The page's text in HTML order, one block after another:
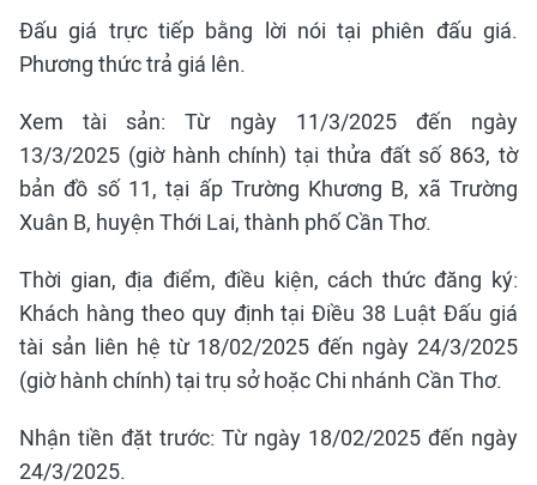
Đấu giá trực tiếp bằng lời nói tại phiên đấu giá.
Phương thức trả giá lên.
Xem tài sản: Từ ngày 11/3/2025 đến ngày
13/3/2025 (giờ hành chính) tại thửa đất số 863, tờ
bản đồ số 11, tại ấp Trường Khương B, xã Trường
Xuân B, huyện Thới Lai, thành phố Cần Thơ.
Thời gian, địa điểm, điều kiện, cách thức đăng ký:
Khách hàng theo quy định tại Điều 38 Luật Đấu giá
tài sản liên hệ từ 18/02/2025 đến ngày 24/3/2025
(giờ hành chính) tại trụ sở hoặc Chi nhánh Cần Thơ.
Nhận tiền đặt trước: Từ ngày 18/02/2025 đến ngày
24/3/2025.